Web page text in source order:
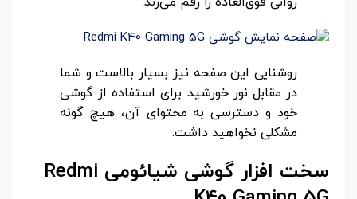
روشنایی این صفحه نیز بسیار بالاست و شما
در مقابل نور خورشید برای استفاده از گوشی
خود و دسترسی به محتوای آن، هیچ گونه
مشکلی نخواهید داشت.
سخت افزار گوشی شیائومی Redmi